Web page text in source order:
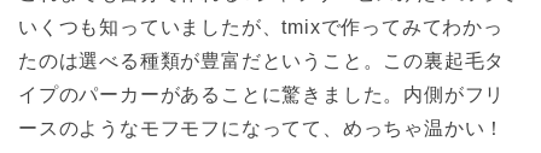
いくつも知っていましたが、tmixで作ってみてわかっ
たのは選べる種類が豊富だということ。この裏起毛タ
イプのパーカーがあることに驚きました。内側がフリ
ースのようなモフモフになってて、めっちゃ温かい！